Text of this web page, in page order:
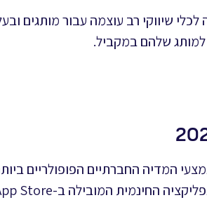
שיווקי רב עוצמה עבור מותגים
שלהם במקביל.
המדיה החברתיים הפופולריים